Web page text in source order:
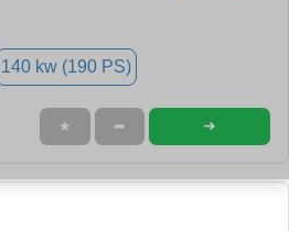
140 kw (190 PS)
★ ➦ ➜